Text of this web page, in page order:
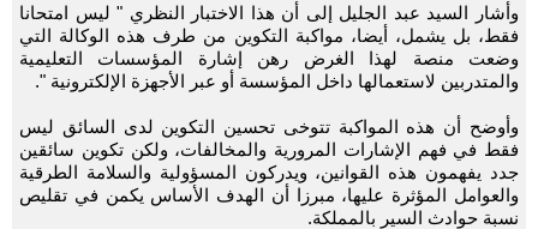
وأشار السيد عبد الجليل إلى أن هذا الاختبار النظري " ليس امتحانا
فقط، بل يشمل، أيضا، مواكبة التكوين من طرف هذه الوكالة التي
وضعت منصة لهذا الغرض رهن إشارة المؤسسات التعليمية
والمتدربين لاستعمالها داخل المؤسسة أو عبر الأجهزة الإلكترونية ".
وأوضح أن هذه المواكبة تتوخى تحسين التكوين لدى السائق ليس
فقط في فهم الإشارات المرورية والمخالفات، ولكن تكوين سائقين
جدد يفهمون هذه القوانين، ويدركون المسؤولية والسلامة الطرقية
والعوامل المؤثرة عليها، مبرزا أن الهدف الأساس يكمن في تقليص
نسبة حوادث السير بالمملكة.